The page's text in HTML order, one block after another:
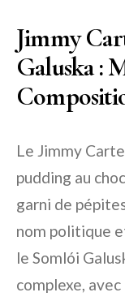
Jimmy
Galuska :
Le Jimmy
pudding au
garni de
nom politique
le Somlói
complexe,